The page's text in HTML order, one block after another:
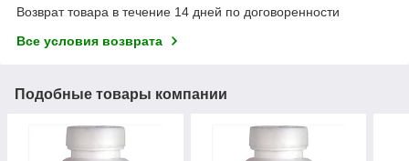
Возврат товара в течение 14 дней по договоренности
Все условия возврата
Подобные товары компании